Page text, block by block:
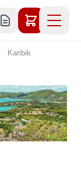
Karibik